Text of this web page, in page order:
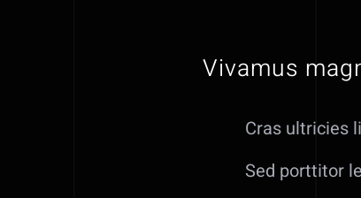
Vivamus
Cras ultricies
Sed porttitor